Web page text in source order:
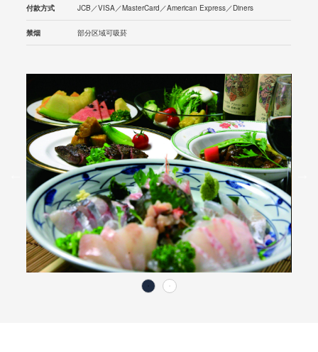
付款方式 JCB／VISA／MasterCard／American Express／Diners
禁烟 部分区域可吸菸